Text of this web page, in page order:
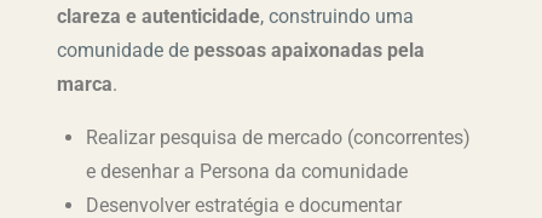
clareza e autenticidade, construindo uma
comunidade de pessoasapaixonadas pela
marca.
Realizar pesquisa de mercado (concorrentes)
e desenhar a Persona da comunidade
Desenvolver estratégia e documentar